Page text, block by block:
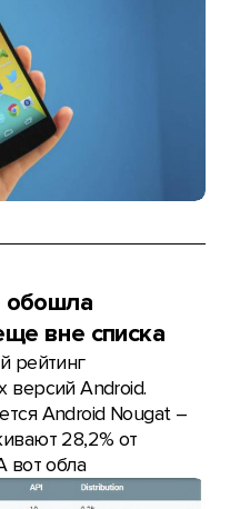
обошла
вне списка
рейтинг
версий Android.
Android Nougat –
28,2% от
вот обла